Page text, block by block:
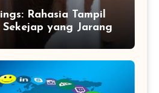
Rahasia Tampil
Sekejap yang Jarang